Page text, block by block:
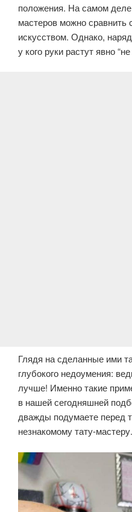
положения. На самом
мастеров можно
искусством. Однако,
у кого руки растут явно
Глядя на сделанные ими
глубокого недоумения:
лучше! Именно такие
в нашей сегодняшней
дважды подумаете перед
незнакомому тату-мастеру.